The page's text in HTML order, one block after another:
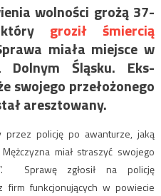
wolności grożą 37-
groził śmiercią
miała miejsce w
Dolnym Śląsku. Eks-
swojego przełożonego
aresztowany.
przez policję po awanturze, jaką
miał straszyć swojego
Sprawę zgłosił na policję
funkcjonujących w powiecie